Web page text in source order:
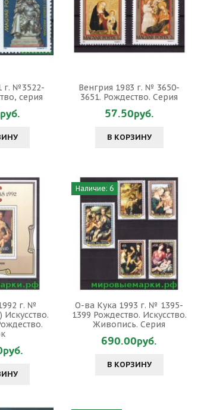
г. №3522-
серия
Венгрия 1983 г. № 3650-
3651. Рождество. Серия
57.50руб.
В КОРЗИНУ
г. №
Искусство.
Наличие: 6
О-ва Кука 1993 г. № 1395-
1399 Рождество. Искусство.
Живопись. Серия
690.00руб.
В КОРЗИНУ